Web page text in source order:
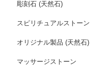
彫刻石 (天然石)
スピリチュアルストーン
オリジナル製品 (天然石)
マッサージストーン